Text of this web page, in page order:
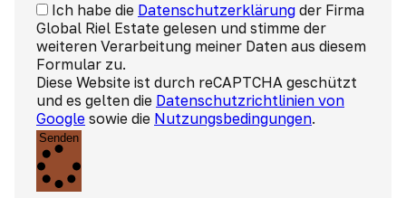
Ich habe die Datenschutzerklärung der Firma
Global Riel Estate gelesen und stimme der
weiteren Verarbeitung meiner Daten aus diesem
Formular zu.
Diese Website ist durch reCAPTCHA geschützt
und es gelten die Datenschutzrichtlinien von
Google sowie die Nutzungsbedingungen.
Senden